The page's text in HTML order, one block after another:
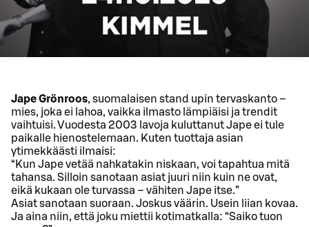
Jape Grönroos, suomalaisen stand upin tervaskanto –
mies, joka ei lahoa, vaikka ilmasto lämpiäisi ja trendit
vaihtuisi. Vuodesta 2003 lavoja kuluttanut Jape ei tule
paikalle hienostelemaan. Kuten tuottaja asian
ytimekkäästi ilmaisi:
“Kun Jape vetää nahkatakin niskaan, voi tapahtua mitä
tahansa. Silloin sanotaan asiat juuri niin kuin ne ovat,
eikä kukaan ole turvassa – vähiten Jape itse.”
Asiat sanotaan suoraan. Joskus väärin. Usein liian kovaa.
Ja aina niin, että joku miettii kotimatkalla: “Saiko tuon